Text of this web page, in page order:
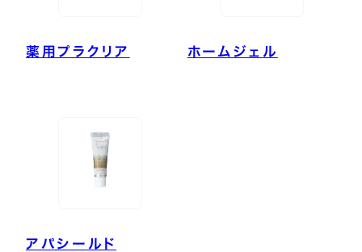
薬用プラクリア ホームジェル
アパシールド